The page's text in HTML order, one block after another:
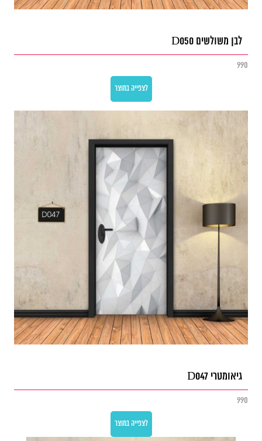
לבן משולשים D050
990
לצפייה במוצר
גיאומטרי D047
990
לצפייה במוצר